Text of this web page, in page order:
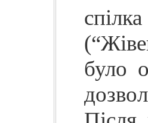
було